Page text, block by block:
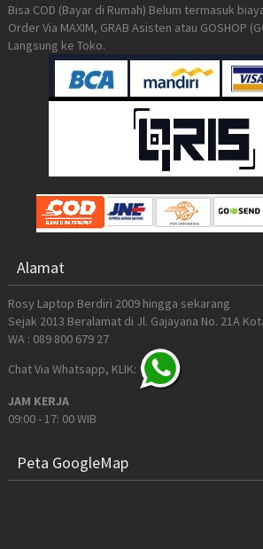
Bisa COD (Bayar di Rumah) Belum termasuk
Order Via MAXIM, GRAB Asisten atau GOSHOP
Langsung ke Toko.
Alamat
Rosy Laptop Berdiri 2009 hingga sekarang
Sejak 2013 Beralamat di Jl. Gajayana No. 21A
WA : 089 800 679 27
Chat Via Whatsapp, KLIK:
JAM KERJA
09:00 - 17: 00 WIB
Peta GoogleMap